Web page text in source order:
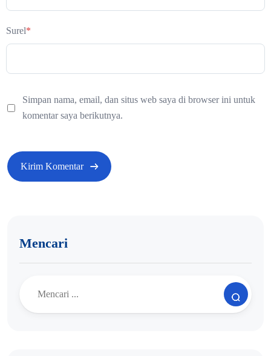
Surel*
Simpan nama, email, dan situs web saya di browser ini untuk
komentar saya berikutnya.
Mencari